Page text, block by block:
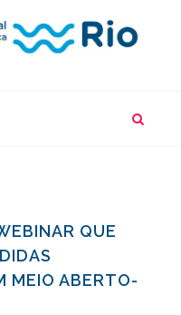
QUE
MEIO ABERTO-